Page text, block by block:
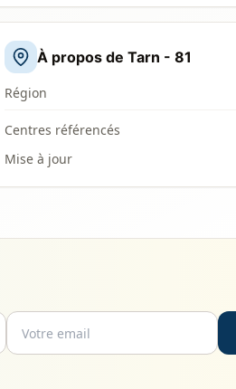
À propos de Tarn - 81
Région
Centres référencés
Mise à jour